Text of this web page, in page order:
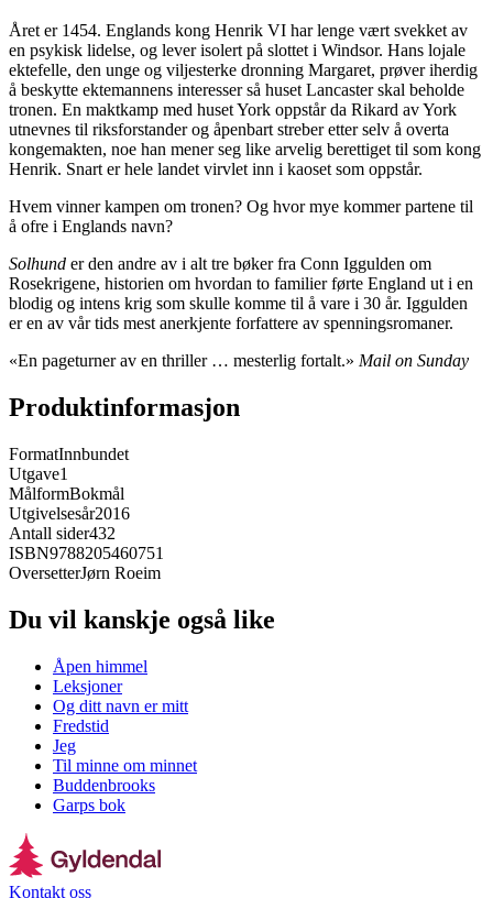
Året er 1454. Englands kong Henrik VI har lenge vært svekket av
en psykisk lidelse, og lever isolert på slottet i Windsor. Hans lojale
ektefelle, den unge og viljesterke dronning Margaret, prøver iherdig
å beskytte ektemannens interesser så huset Lancaster skal beholde
tronen. En maktkamp med huset York oppstår da Rikard av York
utnevnes til riksforstander og åpenbart streber etter selv å overta
kongemakten, noe han mener seg like arvelig berettiget til som kong
Henrik. Snart er hele landet virvlet inn i kaoset som oppstår.
Hvem vinner kampen om tronen? Og hvor mye kommer partene til
å ofre i Englands navn?
Solhund er den andre av i alt tre bøker fra Conn Iggulden om
Rosekrigene, historien om hvordan to familier førte England ut i en
blodig og intens krig som skulle komme til å vare i 30 år. Iggulden
er en av vår tids mest anerkjente forfattere av spenningsromaner.
«En pageturner av en thriller … mesterlig fortalt.» Mail on Sunday
Produktinformasjon
FormatInnbundet
Utgave1
MålformBokmål
Utgivelsesår2016
Antall sider432
ISBN9788205460751
OversetterJørn Roeim
Du vil kanskje også like
Åpen himmel
Leksjoner
Og ditt navn er mitt
Fredstid
Jeg
Til minne om minnet
Buddenbrooks
Garps bok
Kontakt oss